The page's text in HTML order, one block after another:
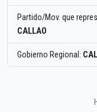
Partido/Mov. que
CALLAO
Gobierno Regional: